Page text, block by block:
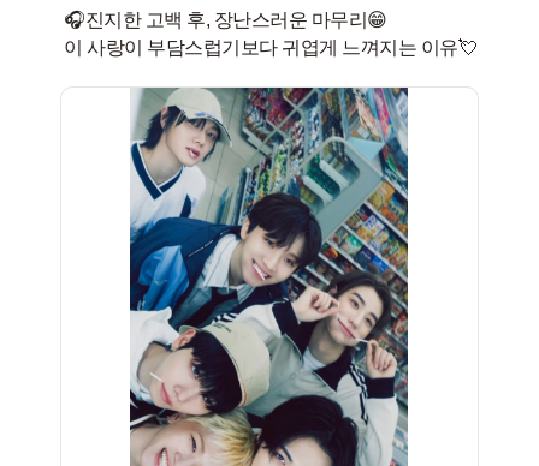
🎧진지한 고백 후, 장난스러운 마무리😁